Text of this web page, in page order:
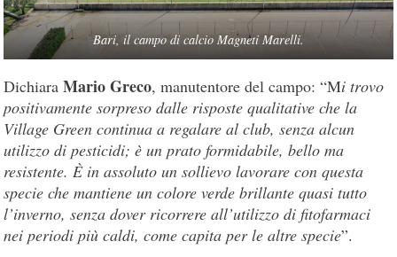
Bari, il campo di calcio Magneti Marelli.
DichiaraMario Greco, manutentore del campo: “Mi trovo
positivamente sorpreso dalle risposte qualitative che la
Village Green continua a regalare al club, senza alcun
utilizzo di pesticidi; è un prato formidabile, bello ma
resistente. È in assoluto un sollievo lavorare con questa
specie che mantiene un colore verde brillante quasi tutto
l’inverno, senza dover ricorrere all’utilizzo di fitofarmaci
nei periodi più caldi, come capita per le altre specie”.